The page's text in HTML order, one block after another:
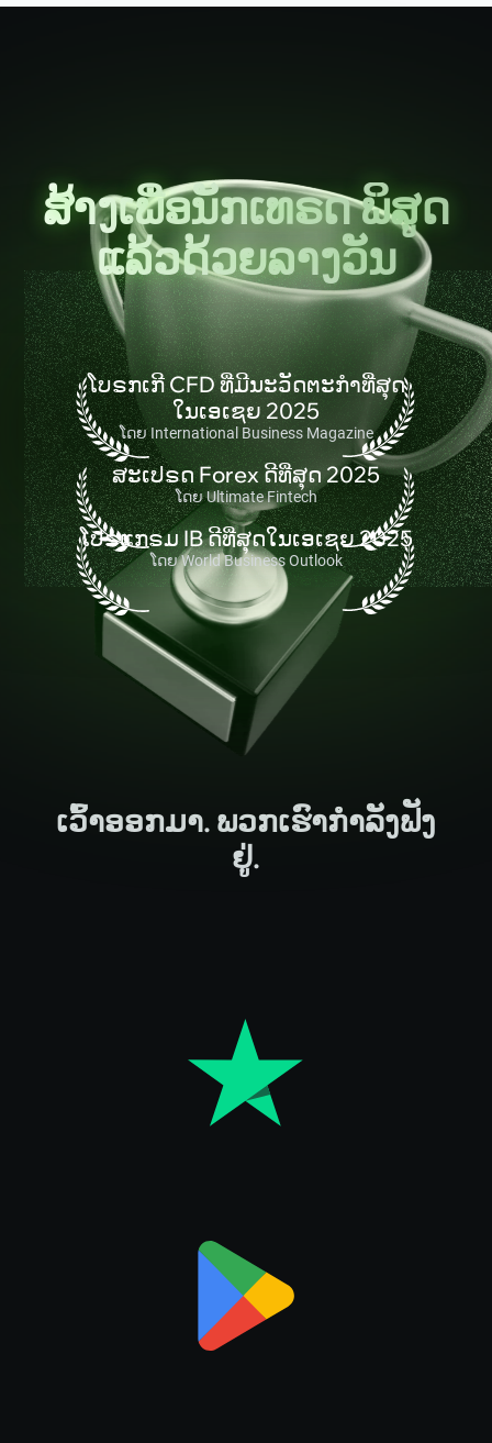
ສ້າງເພື່ອນັກເທຣດ ພິສູດ
ແລ້ວດ້ວຍລາງວັນ
ໂບຣກເກີ CFD ທີ່ມີນະວັດຕະກຳທີ່ສຸດ
ໃນເອເຊຍ 2025
ໂດຍ International Business Magazine
ສະເປຣດ Forex ດີທີ່ສຸດ 2025
ໂດຍ Ultimate Fintech
ໂປຣແກຣມ IB ດີທີ່ສຸດໃນເອເຊຍ 2025
ໂດຍ World Business Outlook
ເວົ້າອອກມາ. ພວກເຮົາກຳລັງຟັງ
ຢູ່.